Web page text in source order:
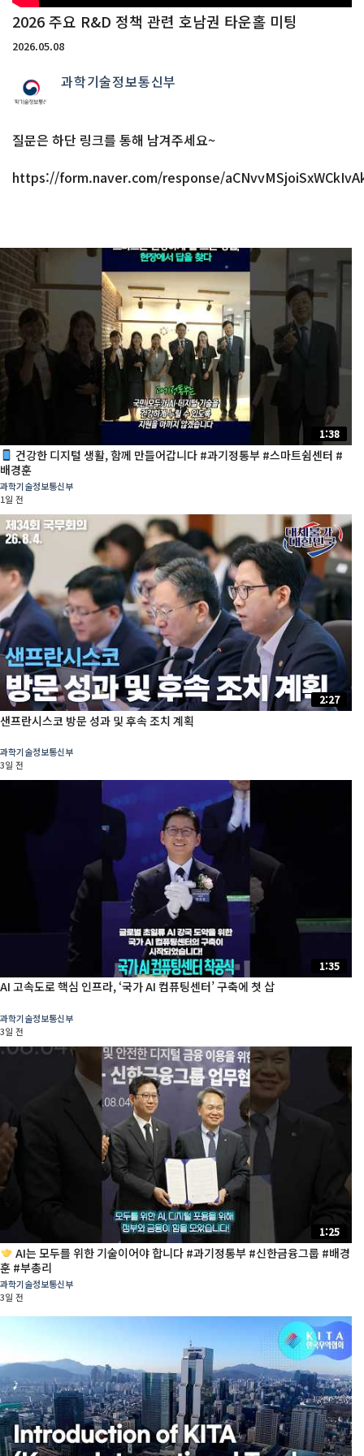
2026 주요 R&D 정책 관련 호남권 타운홀 미팅
2026.05.08
과학기술정보통신부
질문은 하단 링크를 통해 남겨주세요~
https://form.naver.com/response/
1:38
건강한 디지털 생활, 함께 만들어갑니다 #과기정통부 #스마트쉼센터 #
배경훈
과학기술정보통신부
1일 전
2:27
샌프란시스코 방문 성과 및 후속 조치 계획
과학기술정보통신부
3일 전
1:35
AI 고속도로 핵심 인프라, ‘국가 AI 컴퓨팅센터’ 구축에 첫 삽
과학기술정보통신부
3일 전
1:25
AI는 모두를 위한 기술이어야 합니다 #과기정통부 #신한금융그룹 #배경
훈 #부총리
과학기술정보통신부
3일 전